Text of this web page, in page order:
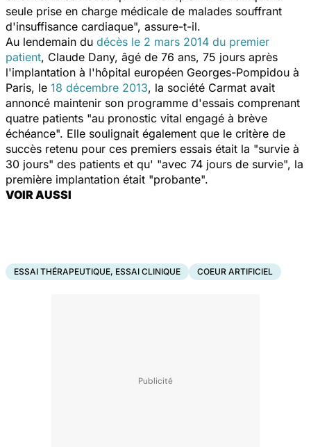
seule prise en charge médicale de malades souffrant
d'insuffisance cardiaque", assure-t-il.
Au lendemain du décès le 2 mars 2014 du premier
patient, Claude Dany, âgé de 76 ans, 75 jours après
l'implantation à l'hôpital européen Georges-Pompidou à
Paris, le 18 décembre 2013, la société Carmat avait
annoncé maintenir son programme d'essais comprenant
quatre patients "au pronostic vital engagé à brève
échéance". Elle soulignait également que le critère de
succès retenu pour ces premiers essais était la "survie à
30 jours" des patients et qu' "avec 74 jours de survie", la
première implantation était "probante".
VOIR AUSSI
ESSAI THÉRAPEUTIQUE, ESSAI CLINIQUE COEUR ARTIFICIEL